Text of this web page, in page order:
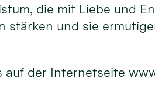
die mit Liebe und
stärken und sie
der Internetseite